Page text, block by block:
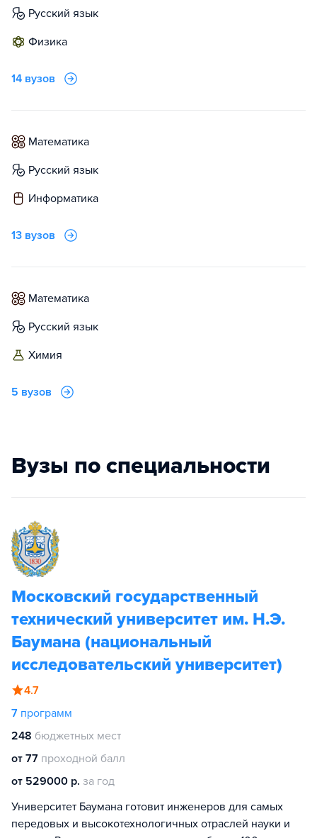
русский язык
физика
14 вузов
математика
русский язык
информатика
13 вузов
математика
русский язык
химия
5 вузов
Вузы по специальности
Московский государственный
технический университет им. Н.Э.
Баумана (национальный
исследовательский университет)
4.7
7 программ
248 бюджетных мест
от 77 проходной балл
от 529000 р. за год
Университет Баумана готовит инженеров для самых
передовых и высокотехнологичных отраслей науки и